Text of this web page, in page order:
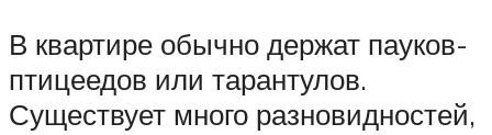
В квартире обычно держат пауков-
птицеедов или тарантулов.
Существует много разновидностей,